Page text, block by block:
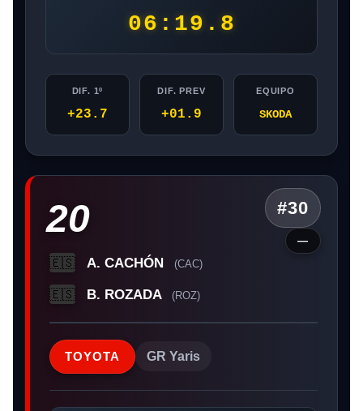
06:19.8
DIF. 1º
+23.7
DIF. PREV
+01.9
EQUIPO
SKODA
20 #30
—
🇪🇸 A. CACHÓN (CAC)
🇪🇸 B. ROZADA (ROZ)
TOYOTA GR Yaris